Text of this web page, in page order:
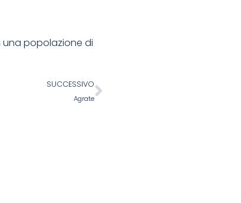
una popolazione di
SUCCESSIVO
Agrate